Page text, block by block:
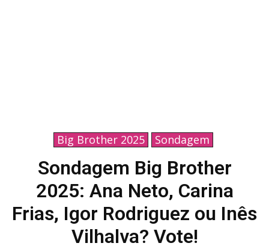
Big Brother 2025 Sondagem
Sondagem Big Brother
2025: Ana Neto, Carina
Frias, Igor Rodriguez ou Inês
Vilhalva? Vote!